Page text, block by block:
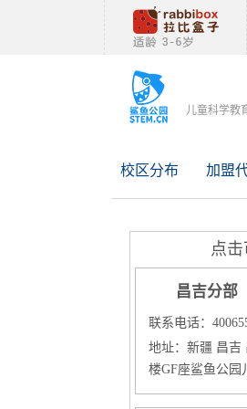
儿童科学教
校区分布 加盟
点
昌吉分部
联系电话：
地址：新疆 昌吉
楼GF座鲨鱼公园